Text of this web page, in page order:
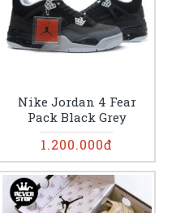
Nike Jordan 4 Fear
Pack Black Grey
1.200.000đ